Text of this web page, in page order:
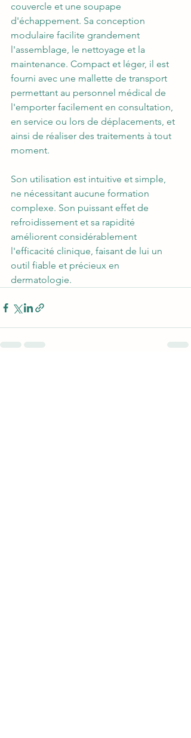
couvercle et une soupape
d'échappement. Sa conception
modulaire facilite grandement
l'assemblage, le nettoyage et la
maintenance. Compact et léger, il est
fourni avec une mallette de transport
permettant au personnel médical de
l'emporter facilement en consultation,
en service ou lors de déplacements, et
ainsi de réaliser des traitements à tout
moment.
Son utilisation est intuitive et simple,
ne nécessitant aucune formation
complexe. Son puissant effet de
refroidissement et sa rapidité
améliorent considérablement
l'efficacité clinique, faisant de lui un
outil fiable et précieux en
dermatologie.